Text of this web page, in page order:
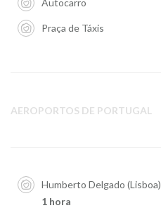
Autocarro
Praça de Táxis
AEROPORTOS DE PORTUGAL
Humberto Delgado (Lisboa)
1 hora